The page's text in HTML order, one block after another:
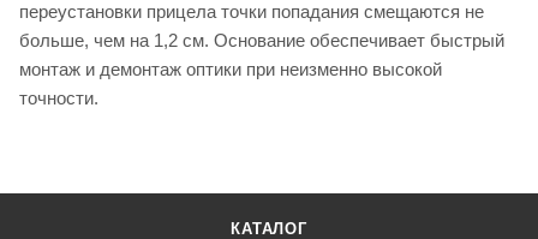
переустановки прицела точки попадания смещаются не
больше, чем на 1,2 см. Основание обеспечивает быстрый
монтаж и демонтаж оптики при неизменно высокой
точности.
КАТАЛОГ